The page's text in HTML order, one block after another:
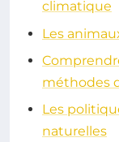
climatique
Les
méthodes
Les
naturelles